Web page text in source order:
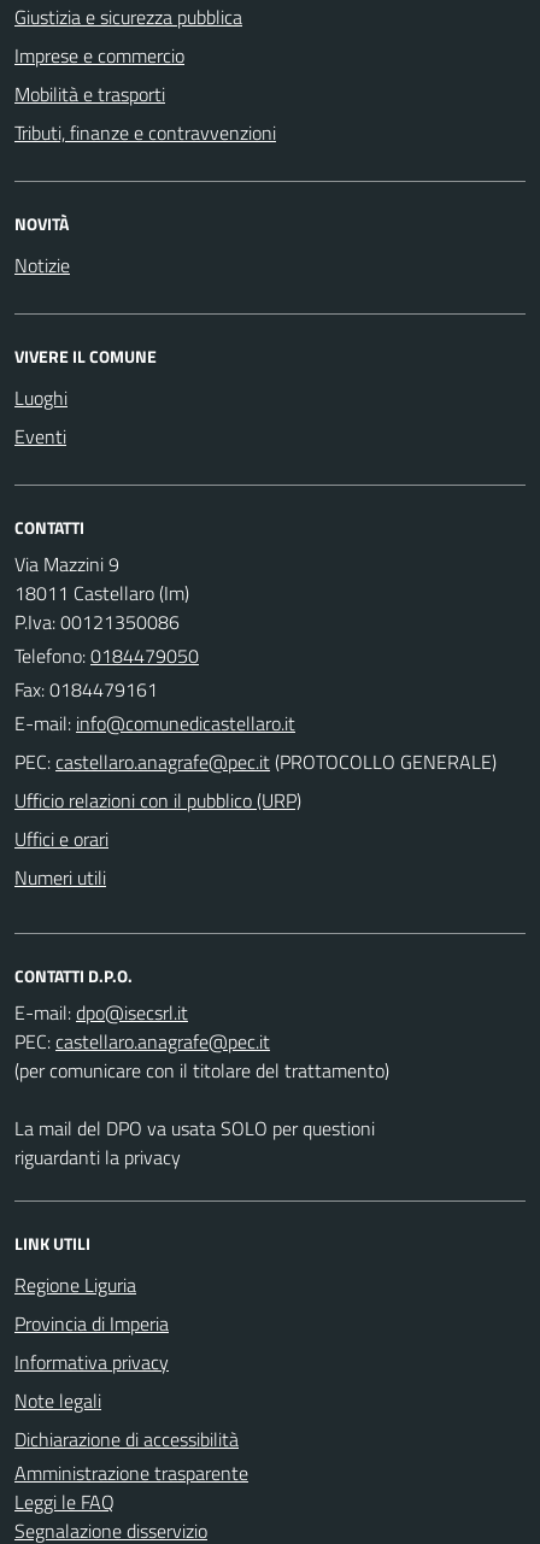
Giustizia e sicurezza pubblica
Imprese e commercio
Mobilità e trasporti
Tributi, finanze e contravvenzioni
NOVITÀ
Notizie
VIVERE IL COMUNE
Luoghi
Eventi
CONTATTI
Via Mazzini 9
18011 Castellaro (Im)
P.Iva: 00121350086
Telefono:0184479050
Fax: 0184479161
E-mail:
PEC:
(PROTOCOLLO GENERALE)
Ufficio relazioni con il pubblico (URP)
Uffici e orari
Numeri utili
CONTATTI D.P.O.
E-mail:
PEC:
(per comunicare con il titolare del trattamento)
La mail del DPO va usata SOLO per questioni
riguardanti la privacy
LINK UTILI
Regione Liguria
Provincia di Imperia
Informativa privacy
Note legali
Dichiarazione di accessibilità
Amministrazione trasparente
Leggi le FAQ
Segnalazione disservizio